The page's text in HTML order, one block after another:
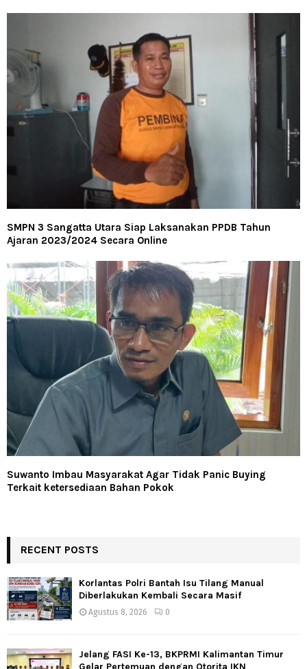
SMPN 3 Sangatta Utara Siap Laksanakan PPDB Tahun
Ajaran 2023/2024 Secara Online
Suwanto Imbau Masyarakat Agar Tidak Panic Buying
Terkait ketersediaan Bahan Pokok
RECENT POSTS
Korlantas Polri Bantah Isu Tilang Manual
Diberlakukan Kembali Secara Masif
Agustus 8, 2026 0
Jelang FASI Ke-13, BKPRMI Kalimantan Timur